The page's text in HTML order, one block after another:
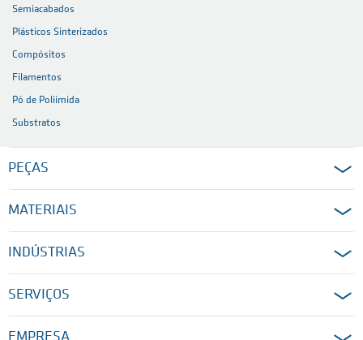
Semiacabados
Plásticos Sinterizados
Compósitos
Filamentos
Pó de Poliimida
Substratos
PEÇAS
MATERIAIS
INDÚSTRIAS
SERVIÇOS